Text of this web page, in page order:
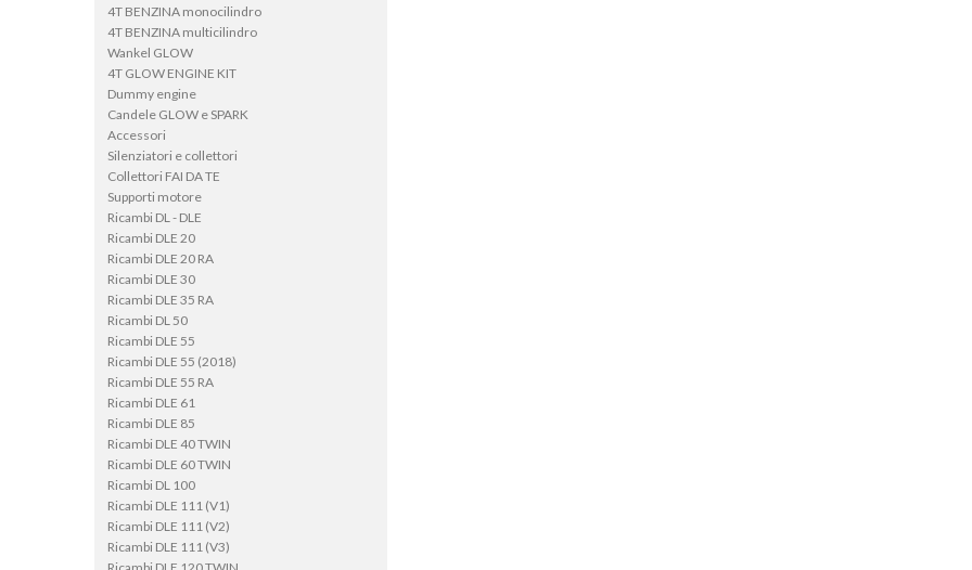
4T BENZINA monocilindro
4T BENZINA multicilindro
Wankel GLOW
4T GLOW ENGINE KIT
Dummy engine
Candele GLOW e SPARK
Accessori
Silenziatori e collettori
Collettori FAI DA TE
Supporti motore
Ricambi DL - DLE
Ricambi DLE 20
Ricambi DLE 20 RA
Ricambi DLE 30
Ricambi DLE 35 RA
Ricambi DL 50
Ricambi DLE 55
Ricambi DLE 55 (2018)
Ricambi DLE 55 RA
Ricambi DLE 61
Ricambi DLE 85
Ricambi DLE 40 TWIN
Ricambi DLE 60 TWIN
Ricambi DL 100
Ricambi DLE 111 (V1)
Ricambi DLE 111 (V2)
Ricambi DLE 111 (V3)